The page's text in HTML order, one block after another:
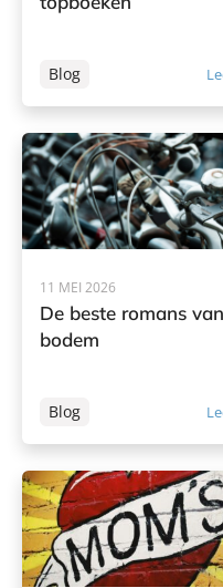
Blog
11 MEI 2026
De beste romans
bodem
Blog